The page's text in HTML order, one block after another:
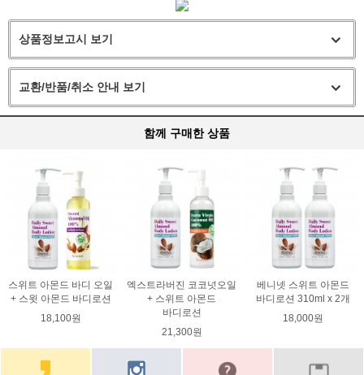
상품정보고시 보기
교환/반품/취소 안내 보기
함께 구매한 상품
스위트 아몬드 바디 오일
+ 스윗 아몬드 바디로션
18,100원
엑스트라버진 코코넛오일
+ 스위트 아몬드
바디로션
21,300원
베니넷 스위트 아몬드
바디로션 310ml x 2개
18,000원